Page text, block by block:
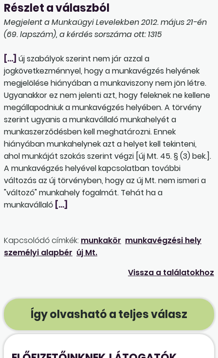
Részlet a válaszból
Megjelent a Munkaügyi Levelekben 2012. május 21-én
(69. lapszám), a kérdés sorszáma ott: 1315
[…] új szabályok szerint nem jár azzal a
jogkövetkezménnyel, hogy a munkavégzés helyének
megjelölése hiányában a munkaviszony nem jön létre.
Ugyanakkor ez nem jelenti azt, hogy feleknek ne kellene
megállapodniuk a munkavégzés helyében. A törvény
szerint ugyanis a munkavállaló munkahelyét a
munkaszerződésben kell meghatározni. Ennek
hiányában munkahelynek azt a helyet kell tekinteni,
ahol munkáját szokás szerint végzi [új Mt. 45. § (3) bek.].
A munkavégzés helyével kapcsolatban további
változás az új törvényben, hogy az új Mt. nem ismeri a
"változó" munkahely fogalmát. Tehát ha a
munkavállaló […]
Kapcsolódó címkék: munkakör munkavégzési hely
személyi alapbér új Mt.
Vissza a találatokhoz
Így olvasható a teljes válasz